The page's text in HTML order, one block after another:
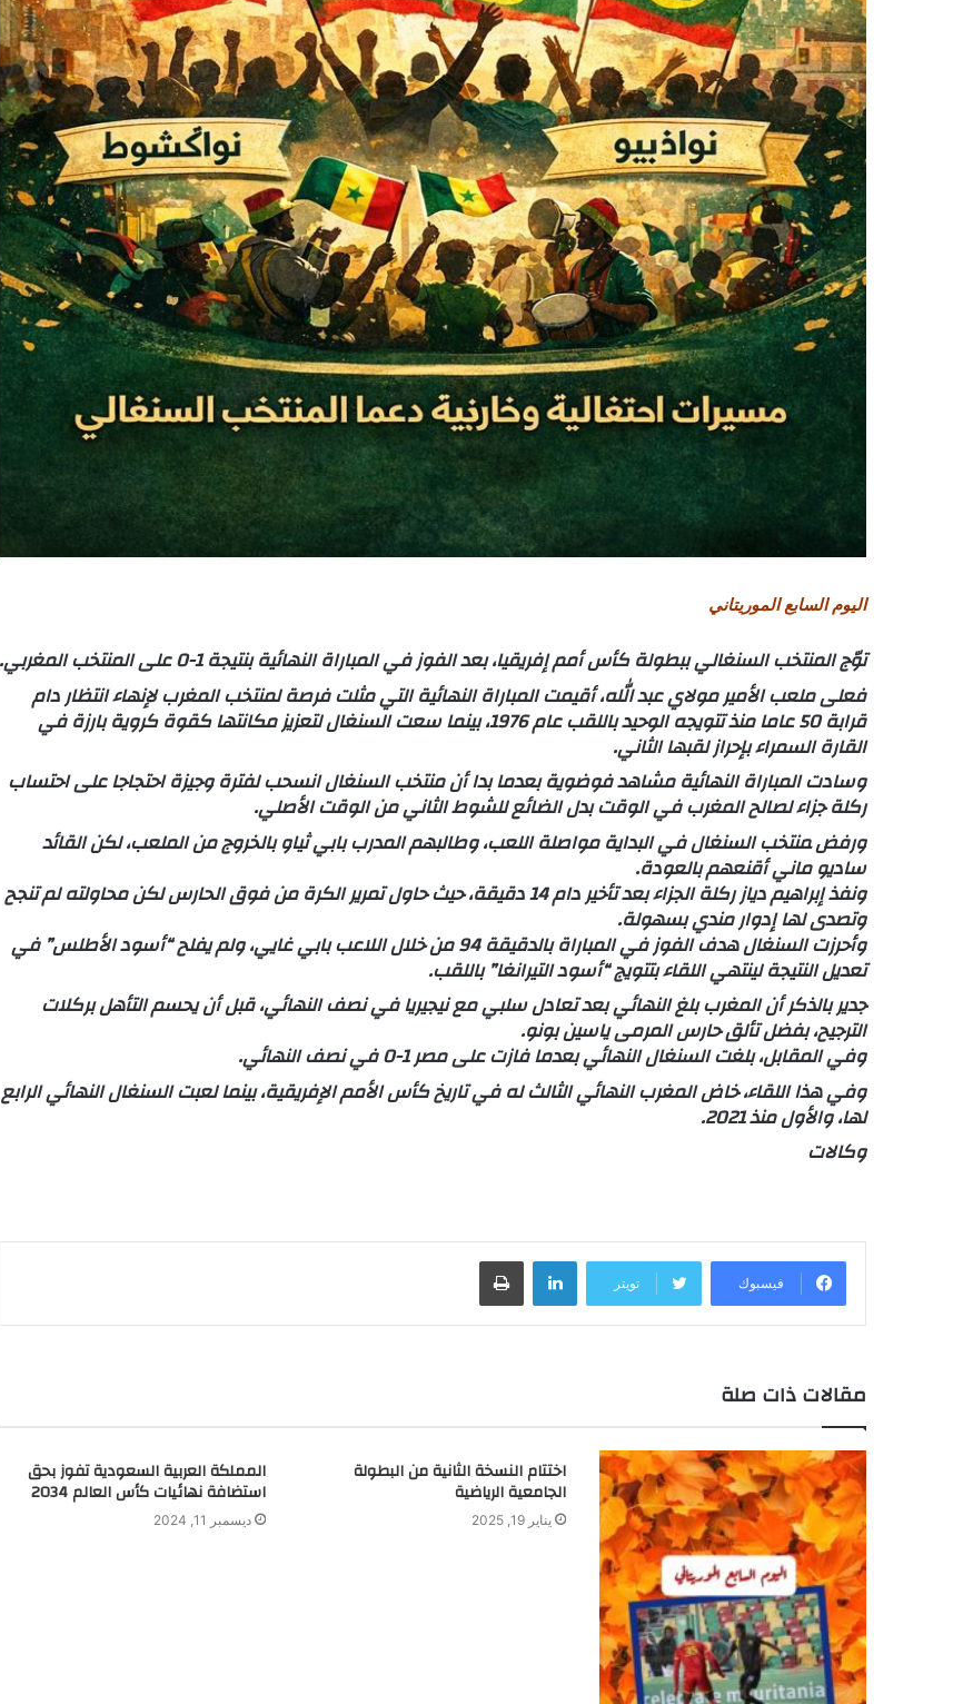
اليوم السابع الموريتاني
توّج المنتخب السنغالي ببطولة كأس أمم إفريقيا، بعد الفوز في المباراة النهائية بنتيجة 1-0 على المنتخب المغربي.
فعلى ملعب الأمير مولاي عبد الله، أقيمت المباراة النهائية التي مثلت فرصة لمنتخب المغرب لإنهاء انتظار دام
قرابة 50 عاما منذ تتويجه الوحيد باللقب عام 1976، بينما سعت السنغال لتعزيز مكانتها كقوة كروية بارزة في
القارة السمراء بإحراز لقبها الثاني.
وسادت المباراة النهائية مشاهد فوضوية بعدما ‌بدا أن منتخب السنغال ⁠انسحب لفترة وجيزة احتجاجا على احتساب
ركلة ‌جزاء ​لصالح المغرب في الوقت بدل الضائع للشوط الثاني من الوقت الأصلي.
ورفض ‍منتخب السنغال في البداية مواصلة اللعب، وطالبهم المدرب بابي ثياو ⁠بالخروج من الملعب، لكن القائد
ساديو ماني أقنعهم بالعودة.
ونفذ إبراهيم دياز ركلة ‌الجزاء بعد تأخير دام 14 دقيقة، حيث حاول تمرير الكرة ‌من فوق الحارس لكن محاولته لم تنجح
وتصدى لها إدوار مندي بسهولة.
وأحرزت السنغال هدف الفوز في المباراة بالدقيقة 94 من خلال اللاعب بابي غايي، ولم يفلح “أسود الأطلس” في
تعديل النتيجة لينتهي اللقاء بتتويج “أسود التيرانغا” باللقب.
جدير بالذكر أن المغرب بلغ النهائي بعد تعادل سلبي مع نيجيريا في نصف النهائي، قبل أن يحسم التأهل بركلات
الترجيح، بفضل تألق حارس المرمى ياسين بونو.
وفي المقابل، بلغت السنغال النهائي بعدما فازت على مصر 1-0 في نصف النهائي.
وفي هذا اللقاء، خاض المغرب النهائي الثالث له في تاريخ كأس الأمم الإفريقية، بينما لعبت السنغال النهائي الرابع
لها، والأول منذ 2021.
وكالات
فيسبوك تويتر
لينكدإن
مقالات ذات صلة
اختتام النسخة الثانية من البطولة
الجامعية الرياضية
يناير 19, 2025
المملكة العربية السعودية تفوز بحق
استضافة نهائيات كأس العالم 2034
ديسمبر 11, 2024